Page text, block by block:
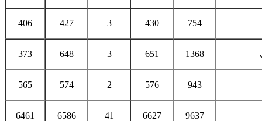
754
430
3
427
406
1368
651
3
648
373
943
576
2
574
565
9637
6627
41
6586
6461